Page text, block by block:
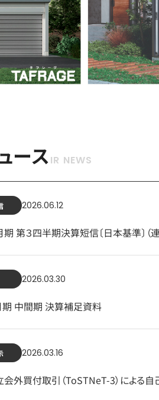
ース
2026.06.12
第３四半期決算短信〔日本基準〕（連
2026.03.30
中間期 決算補足資料
2026.03.16
外買付取引（ToSTNeT-3）による